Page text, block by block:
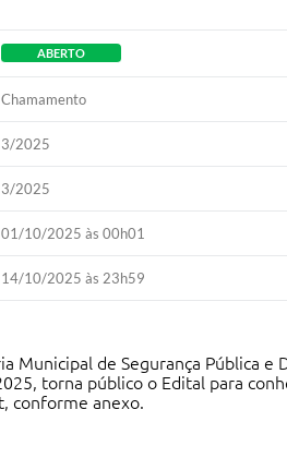
ABERTO
Chamamento
3/2025
3/2025
01/10/2025 às 00h01
14/10/2025 às 23h59
Municipal de Segurança Pública
torna público o Edital para
conforme anexo.